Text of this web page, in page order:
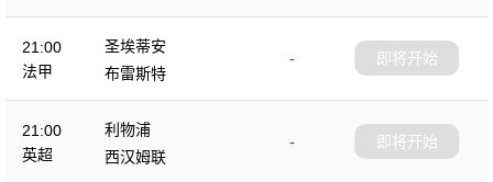
21:00
法甲
圣埃蒂安
-
布雷斯特
即将开始
21:00
英超
利物浦
-
西汉姆联
即将开始